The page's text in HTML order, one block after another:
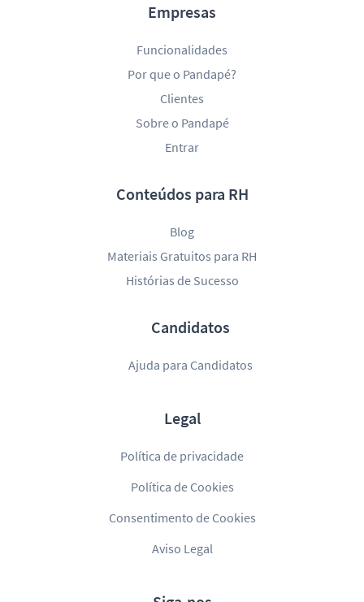
Empresas
Funcionalidades
Por que o Pandapé?
Clientes
Sobre o Pandapé
Entrar
Conteúdos para RH
Blog
Materiais Gratuitos para RH
Histórias de Sucesso
Candidatos
Ajuda para Candidatos
Legal
Política de privacidade
Política de Cookies
Consentimento de Cookies
Aviso Legal